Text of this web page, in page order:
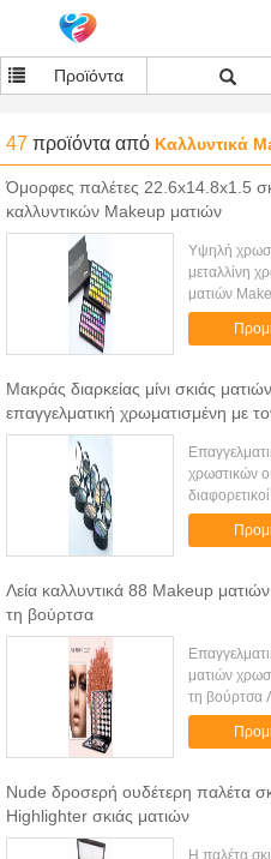
Προϊόντα
47 προϊόντα από Καλλυντικά
Όμορφες παλέτες 22.6x14.8x1.5
καλλυντικών Makeup ματιών
Υψηλή
μεταλλίνη
ματιών
Όνομα:
παλέτα
Μακράς διαρκείας μίνι σκιάς
επαγγελματική χρωματισμένη με
χρωστικών
αριθ. G4
χρωμάτων
Λεία καλλυντικά 88 Makeup
τη βούρτσα
ματιών
τη βούρτσα
στοιχείων
Σύνθεση
Nude δροσερή ουδέτερη παλέτα
Highlighter σκιάς ματιών
Η παλέτα